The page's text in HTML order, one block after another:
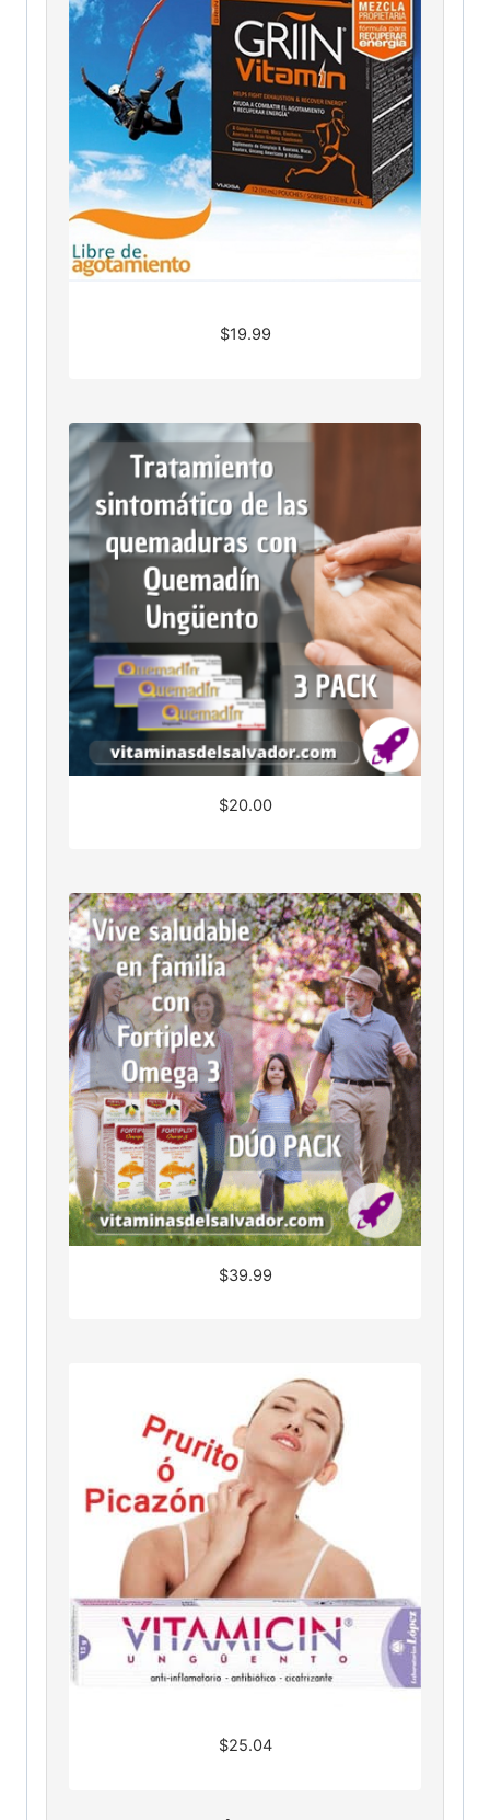
$19.99
$20.00
$39.99
$25.04